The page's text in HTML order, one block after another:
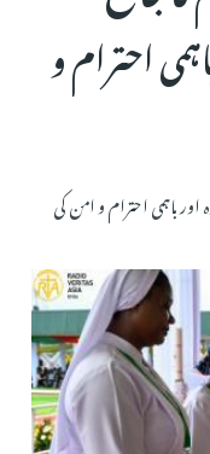
احترام و
اور باہمی احترام و امن کی